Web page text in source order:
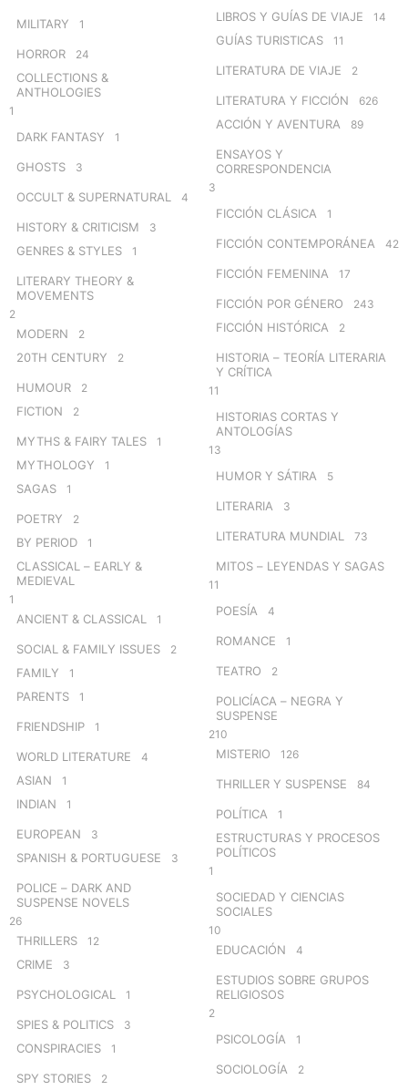
MILITARY 1
HORROR 24
COLLECTIONS &
ANTHOLOGIES
1
DARK FANTASY 1
GHOSTS 3
OCCULT & SUPERNATURAL 4
HISTORY & CRITICISM 3
GENRES & STYLES 1
LITERARY THEORY &
MOVEMENTS
2
MODERN 2
20TH CENTURY 2
HUMOUR 2
FICTION 2
MYTHS & FAIRY TALES 1
MYTHOLOGY 1
SAGAS 1
POETRY 2
BY PERIOD 1
CLASSICAL – EARLY &
MEDIEVAL
1
ANCIENT & CLASSICAL 1
SOCIAL & FAMILY ISSUES 2
FAMILY 1
PARENTS 1
FRIENDSHIP 1
WORLD LITERATURE 4
ASIAN 1
INDIAN 1
EUROPEAN 3
SPANISH & PORTUGUESE 3
POLICE – DARK AND
SUSPENSE NOVELS
26
THRILLERS 12
CRIME 3
PSYCHOLOGICAL 1
SPIES & POLITICS 3
CONSPIRACIES 1
SPY STORIES 2
LIBROS Y GUÍAS DE VIAJE 14
GUÍAS TURISTICAS 11
LITERATURA DE VIAJE 2
LITERATURA Y FICCIÓN 626
ACCIÓN Y AVENTURA 89
ENSAYOS Y
CORRESPONDENCIA
3
FICCIÓN CLÁSICA 1
FICCIÓN CONTEMPORÁNEA 42
FICCIÓN FEMENINA 17
FICCIÓN POR GÉNERO 243
FICCIÓN HISTÓRICA 2
HISTORIA – TEORÍA LITERARIA
Y CRÍTICA
11
HISTORIAS CORTAS Y
ANTOLOGÍAS
13
HUMOR Y SÁTIRA 5
LITERARIA 3
LITERATURA MUNDIAL 73
MITOS – LEYENDAS Y SAGAS
11
POESÍA 4
ROMANCE 1
TEATRO 2
POLICÍACA – NEGRA Y
SUSPENSE
210
MISTERIO 126
THRILLER Y SUSPENSE 84
POLÍTICA 1
ESTRUCTURAS Y PROCESOS
POLÍTICOS
1
SOCIEDAD Y CIENCIAS
SOCIALES
10
EDUCACIÓN 4
ESTUDIOS SOBRE GRUPOS
RELIGIOSOS
2
PSICOLOGÍA 1
SOCIOLOGÍA 2